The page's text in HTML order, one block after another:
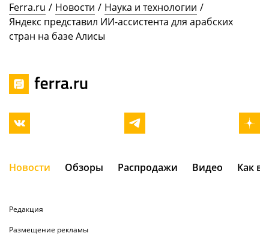
Ferra.ru / Новости / Наука и технологии /
Яндекс представил ИИ-ассистента для арабских
стран на базе Алисы
Новости Обзоры Распродажи Видео Как
Редакция
Размещение рекламы